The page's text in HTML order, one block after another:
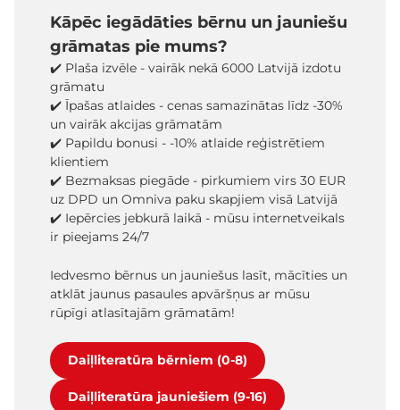
Kāpēc iegādāties bērnu un jauniešu
grāmatas pie mums?
✔️ Plaša izvēle - vairāk nekā 6000 Latvijā izdotu
grāmatu
✔️ Īpašas atlaides - cenas samazinātas līdz -30%
un vairāk akcijas grāmatām
✔️ Papildu bonusi - -10% atlaide reģistrētiem
klientiem
✔️ Bezmaksas piegāde - pirkumiem virs 30 EUR
uz DPD un Omniva paku skapjiem visā Latvijā
✔️ Iepērcies jebkurā laikā - mūsu internetveikals
ir pieejams 24/7
Iedvesmo bērnus un jauniešus lasīt, mācīties un
atklāt jaunus pasaules apvāršņus ar mūsu
rūpīgi atlasītajām grāmatām!
Daiļliteratūra bērniem (0-8)
Daiļliteratūra jauniešiem (9-16)